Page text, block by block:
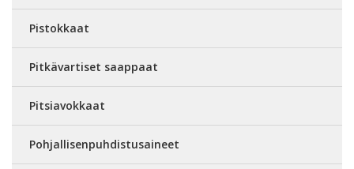
Pistokkaat
Pitkävartiset saappaat
Pitsiavokkaat
Pohjallisenpuhdistusaineet